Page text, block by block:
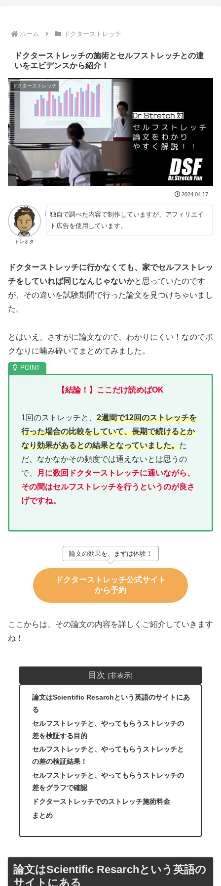
ホーム ドクターストレッチ
ドクターストレッチの施術とセルフストレッチとの違
いをエビデンスから紹介！
ドクターストレッチ
2024.04.17
トレオタ
独自で調べた内容で制作していますが、アフィリエイ
ト広告を使用しています。
ドクターストレッチに行かなくても、家でセルフストレッ
チをしていれば同じなんじゃないかと思っていたのです
が、その違いを試験期間で行った論文を見つけちゃいまし
た。
とはいえ、さすがに論文なので、わかりにくい！なのでボ
クなりに噛み砕いてまとめてみました。
【結論！】ここだけ読めばOK
1回のストレッチと、 2週間で12回のストレッチを
行った場合の比較をしていて、長期で続けるとか
なり効果があるとの結果となっていました。た
だ、なかなかその頻度では通えないとは思うの
で、
月に数回ドクターストレッチに通いながら、
その間はセルフストレッチを行うというのが良さ
げですね。
論文の効果を、まずは体験！
ドクターストレッチ公式サイト
から予約
ここからは、その論文の内容を詳しくご紹介していきます
ね！
目次
論文はScientific Resarchという英語のサイトにあ
る
セルフストレッチと、やってもらうストレッチの
差を検証する目的
セルフストレッチと、やってもらうストレッチと
の差の検証結果！
セルフストレッチと、やってもらうストレッチの
差をグラフで確認
ドクターストレッチでのストレッチ施術料金
まとめ
論文はScientific Resarchという英語の
サイトにある